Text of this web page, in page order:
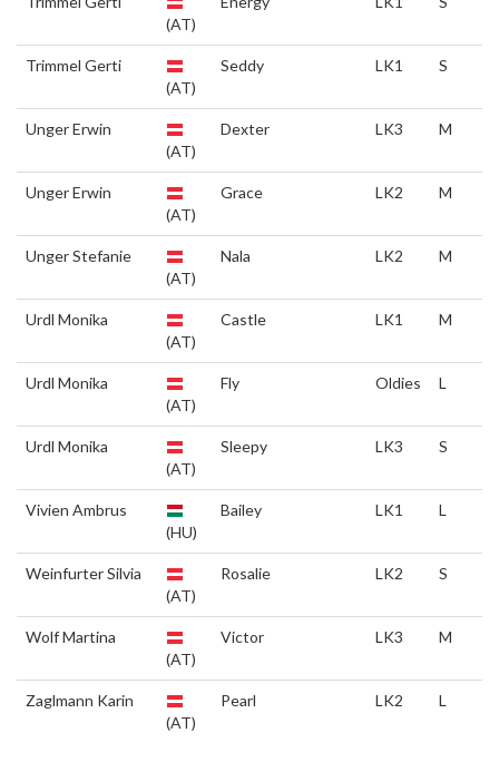
(AT)
Trimmel Gerti
(AT)
Seddy LK1 S
Unger Erwin
(AT)
Dexter LK3 M
Unger Erwin
(AT)
Grace LK2 M
Unger Stefanie
(AT)
Nala LK2 M
Urdl Monika
(AT)
Castle LK1 M
Urdl Monika
(AT)
Fly Oldies L
Urdl Monika
(AT)
Sleepy LK3 S
Vivien Ambrus
(HU)
Bailey LK1 L
Weinfurter Silvia
(AT)
Rosalie LK2 S
Wolf Martina
(AT)
Victor LK3 M
Zaglmann Karin
(AT)
Pearl LK2 L